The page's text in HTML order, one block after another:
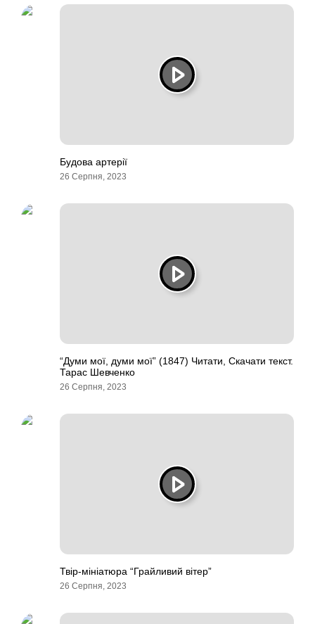
Будова артерії
26 Серпня, 2023
“Думи мої, думи мої” (1847) Читати, Скачати текст.
Тарас Шевченко
26 Серпня, 2023
Твір-мініатюра “Грайливий вітер”
26 Серпня, 2023